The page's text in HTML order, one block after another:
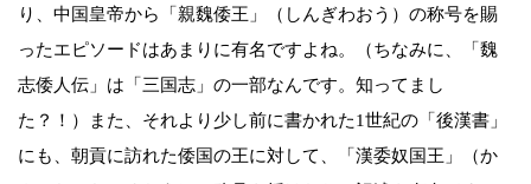
り、中国皇帝から「親魏倭王」（しんぎわおう）の称号を賜
ったエピソードはあまりに有名ですよね。（ちなみに、「魏
志倭人伝」は「三国志」の一部なんです。知ってまし
た？！）また、それより少し前に書かれた1世紀の「後漢書」
にも、朝貢に訪れた倭国の王に対して、「漢委奴国王」（か